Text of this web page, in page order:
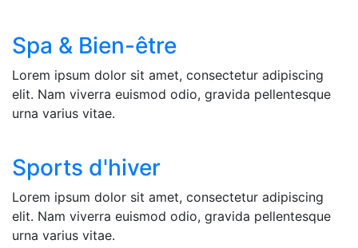
Spa & Bien-être
Lorem ipsum dolor sit amet, consectetur adipiscing
elit. Nam viverra euismod odio, gravida pellentesque
urna varius vitae.
Sports d'hiver
Lorem ipsum dolor sit amet, consectetur adipiscing
elit. Nam viverra euismod odio, gravida pellentesque
urna varius vitae.